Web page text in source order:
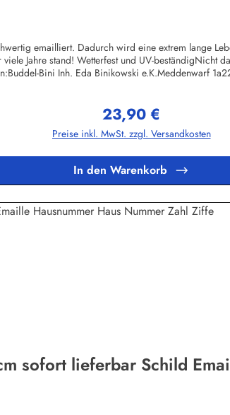
emailliert. Dadurch wird eine extrem lange
Jahre stand! Wetterfest und UV-beständigNicht
Bini Inh. Eda Binikowski e.K.Meddenwarf
Regulärer Preis:
23,90 €
Preise inkl. MwSt. zzgl. Versandkosten
In den Warenkorb
sofort lieferbar Schild